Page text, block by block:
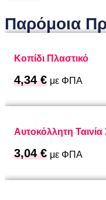
Παρόμοια
Κοπίδι Πλαστικό
4,34€ με ΦΠΑ
Αυτοκόλλητη
3,04€ με ΦΠΑ